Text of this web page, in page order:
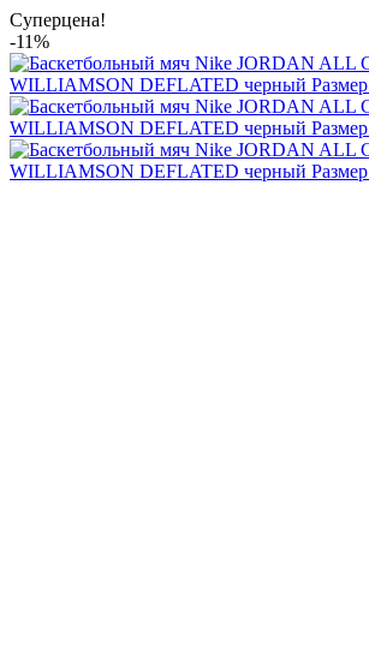
Суперцена!
-11%